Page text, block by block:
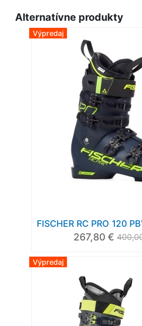
Alternatívne produkty
Výpredaj
FISCHER RC PRO 120
267,80 €
Výpredaj